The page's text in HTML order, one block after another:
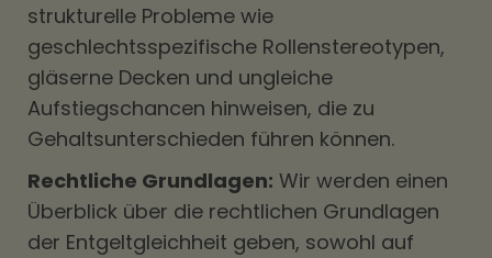
strukturelle Probleme wie
geschlechtsspezifische Rollenstereotypen,
gläserne Decken und ungleiche
Aufstiegschancen hinweisen, die zu
Gehaltsunterschieden führen können.
Rechtliche Grundlagen: Wir werden einen
Überblick über die rechtlichen Grundlagen
der Entgeltgleichheit geben, sowohl auf